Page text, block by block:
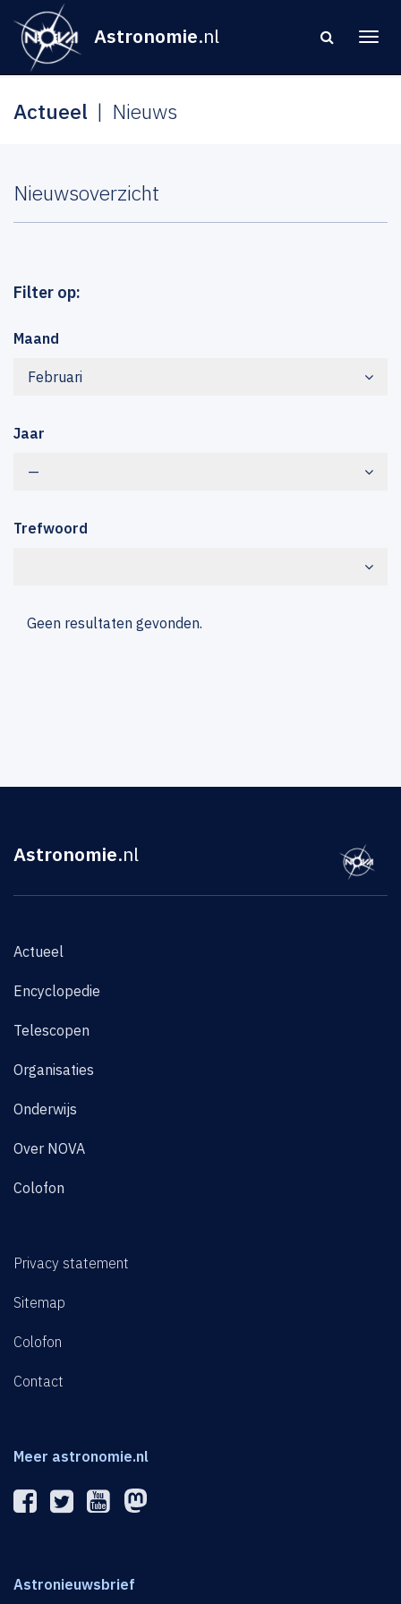
Astronomie.nl
Actueel Nieuws
Nieuwsoverzicht
Filter op:
Maand
Februari
Jaar
—
Trefwoord
Geen resultaten gevonden.
Astronomie.nl
Actueel
Encyclopedie
Telescopen
Organisaties
Onderwijs
Over NOVA
Colofon
Privacy statement
Sitemap
Colofon
Contact
Meer astronomie.nl
Astronieuwsbrief